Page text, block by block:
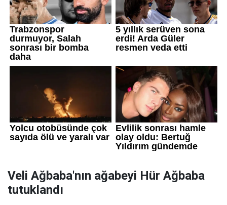
Veli Ağbaba'nın ağabeyi Hür Ağbaba
tutuklandı